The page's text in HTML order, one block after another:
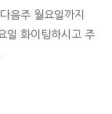
음주 월요일까지
일 화이팅하시고 주